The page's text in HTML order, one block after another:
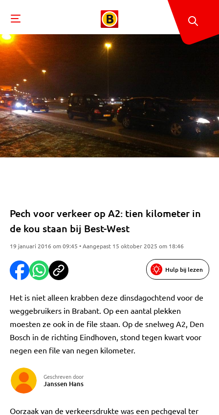
Pech voor verkeer op A2: tien kilometer in
de kou staan bij Best-West
19 januari 2016 om 09:45 • Aangepast 15 oktober 2025 om 18:46
Hulp bij lezen
Het is niet alleen krabben deze dinsdagochtend voor de
weggebruikers in Brabant. Op een aantal plekken
moesten ze ook in de file staan. Op de snelweg A2, Den
Bosch in de richting Eindhoven, stond tegen kwart voor
negen een file van negen kilometer.
Geschreven door
Janssen Hans
Oorzaak van de verkeersdrukte was een pechgeval ter